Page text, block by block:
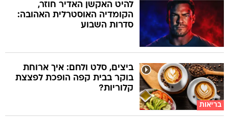
להיט האקשן האדיר חוזר,
הקומדיה האוסטרלית האהובה:
סדרות השבוע
בריאות
ביצים, סלט ולחם: איך ארוחת
בוקר בבית קפה הופכת לפצצת
קלוריות?